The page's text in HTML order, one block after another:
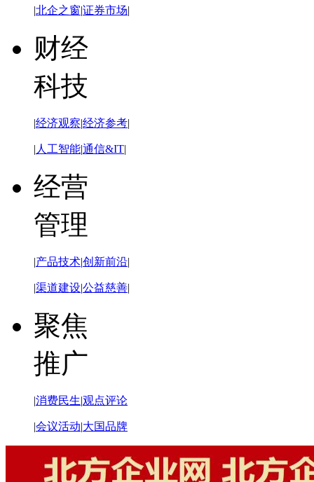
|北企之窗|证券市场|
财经
科技
|经济观察|经济参考|
| 人工智能|通信&IT|
经营
管理
|产品技术|创新前沿|
|渠道建设|公益慈善|
聚焦
推广
|消费民生|观点评论
|会议活动|大国品牌